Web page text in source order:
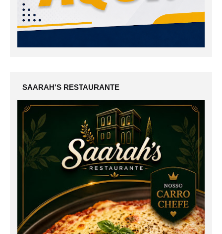
SAARAH'S RESTAURANTE